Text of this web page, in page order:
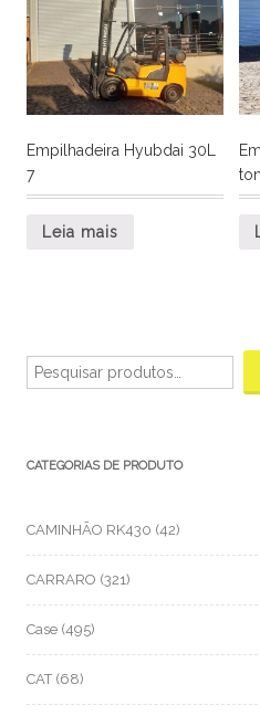
Empilhadeira Hyubdai 30L
7
Leia mais
por:
CATEGORIAS DE PRODUTO
CAMINHÃO RK430 (42)
CARRARO (321)
Case (495)
CAT (68)